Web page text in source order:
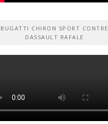
BUGATTI CHIRON SPORT CONTRE
DASSAULT RAFALE